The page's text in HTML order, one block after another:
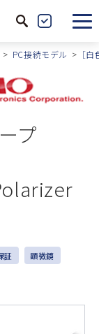
サ
イ
内
索
製
品
PC接続モデル ［
プ
証 顕微鏡